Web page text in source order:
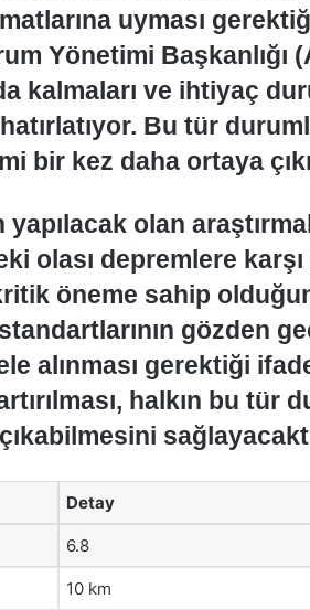
uyması
Yönetimi Başkanlığı
kalmaları ve ihtiyaç
Bu tür
bir kez daha ortaya
olan
olası depremlere karşı
kritik öneme sahip
gözden
alınması gerektiği
halkın bu tür
Detay
6.8
10 km